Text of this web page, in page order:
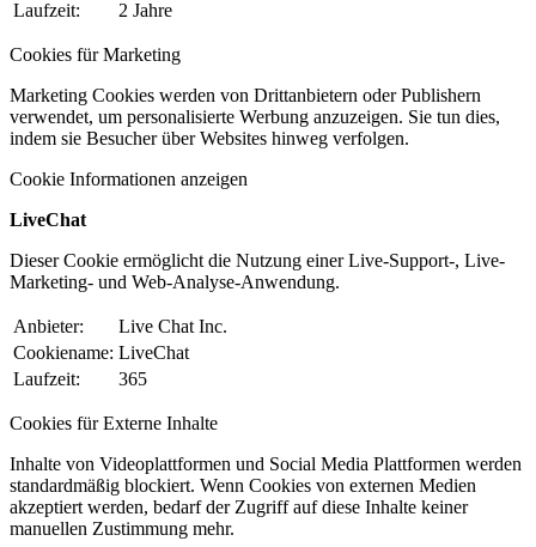
Laufzeit:
2 Jahre
Cookies für Marketing
Marketing Cookies werden von Drittanbietern oder Publishern
verwendet, um personalisierte Werbung anzuzeigen. Sie tun dies,
indem sie Besucher über Websites hinweg verfolgen.
Cookie Informationen anzeigen
LiveChat
Dieser Cookie ermöglicht die Nutzung einer Live-Support-, Live-
Marketing- und Web-Analyse-Anwendung.
Anbieter:
Live Chat Inc.
Cookiename: LiveChat
Laufzeit:
365
Cookies für Externe Inhalte
Inhalte von Videoplattformen und Social Media Plattformen werden
standardmäßig blockiert. Wenn Cookies von externen Medien
akzeptiert werden, bedarf der Zugriff auf diese Inhalte keiner
manuellen Zustimmung mehr.